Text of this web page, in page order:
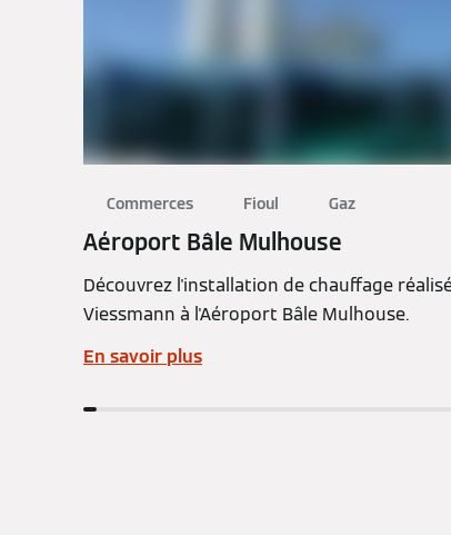
Commerces Fioul Gaz
Aéroport Bâle Mulhouse
Découvrez l'installation de chauffage
Viessmann à l'Aéroport Bâle Mulhouse.
En savoir plus